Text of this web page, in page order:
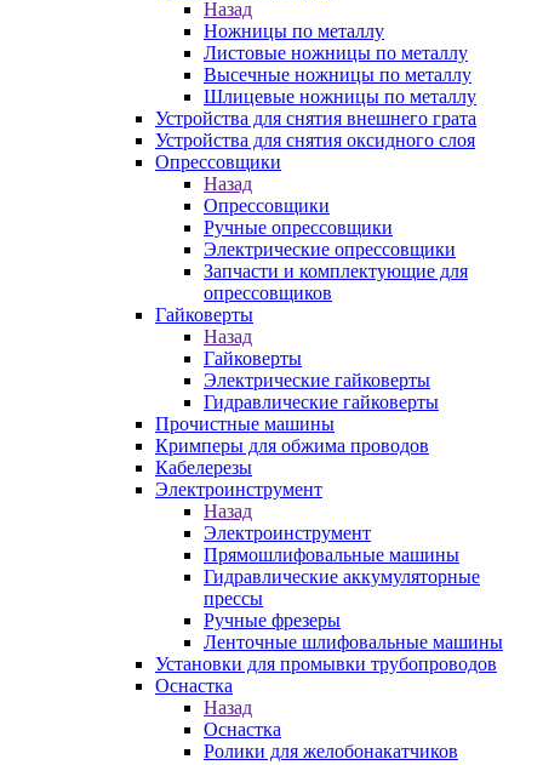
Назад
Ножницы по металлу
Листовые ножницы по металлу
Высечные ножницы по металлу
Шлицевые ножницы по металлу
Устройства для снятия внешнего грата
Устройства для снятия оксидного слоя
Опрессовщики
Назад
Опрессовщики
Ручные опрессовщики
Электрические опрессовщики
Запчасти и комплектующие для
опрессовщиков
Гайковерты
Назад
Гайковерты
Электрические гайковерты
Гидравлические гайковерты
Прочистные машины
Кримперы для обжима проводов
Кабелерезы
Электроинструмент
Назад
Электроинструмент
Прямошлифовальные машины
Гидравлические аккумуляторные
прессы
Ручные фрезеры
Ленточные шлифовальные машины
Установки для промывки трубопроводов
Оснастка
Назад
Оснастка
Ролики для желобонакатчиков